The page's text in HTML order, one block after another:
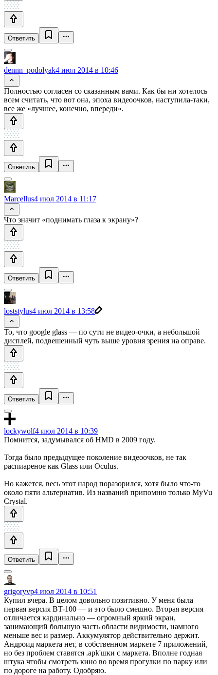
Ответить
dennn_podolyak4 июл 2014 в 10:46
Полностью согласен со сказанным вами. Как бы ни хотелось
всем считать, что вот она, эпоха видеоочков, наступила-таки,
все же «лучшее, конечно, впереди».
Ответить
Marcellus4 июл 2014 в 11:17
Что значит «поднимать глаза к экрану»?
Ответить
loststylus4 июл 2014 в 13:58
То, что google glass — по сути не видео-очки, а небольшой
дисплей, подвешенный чуть выше уровня зрения на оправе.
Ответить
lockywolf4 июл 2014 в 10:39
Помнится, задумывался об HMD в 2009 году.
Тогда было предыдущее поколение видеоочков, не так
распиареное как Glass или Oculus.
Но кажется, весь этот народ поразорился, хотя было что-то
около пяти альтернатив. Из названий припомню только MyVu
Crystal.
Ответить
grigoryvp4 июл 2014 в 10:51
Купил вчера. В целом довольно позитивно. У меня была
первая версия BT-100 — и это было смешно. Вторая версия
отличается кардинально — огромный яркий экран,
занимающий большую часть области видимости, намного
меньше вес и размер. Аккумулятор действительно держит.
Андроид маркета нет, в собственном маркете 7 приложений,
но без проблем ставятся .apk'шки с маркета. Вполне годная
штука чтобы смотреть кино во время прогулки по парку или
по дороге на работу. Одобряю.